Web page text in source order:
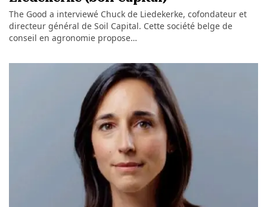
The Good a interviewé Chuck de Liedekerke, cofondateur et
directeur général de Soil Capital. Cette société belge de
conseil en agronomie propose…